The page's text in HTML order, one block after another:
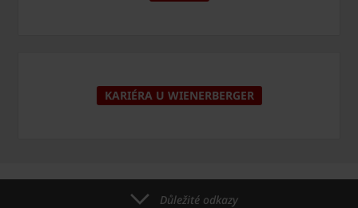
KARIÉRA U WIENERBERGER
Důležité odkazy